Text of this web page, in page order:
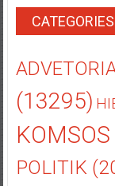
(13295)
KOMSOS
POLITIK